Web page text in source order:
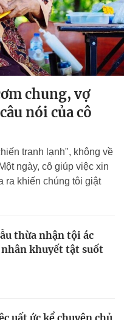
chung, vợ
nói của cô
tranh lạnh", không về
ngày, cô giúp việc xin
ra khiến chúng tôi giật
thừa nhận tội ác
khuyết tật suốt
uất ức kể chuyện chủ